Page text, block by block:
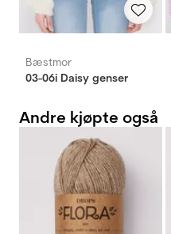
Bæstmor
03-06i Daisy genser
Andre kjøpte også